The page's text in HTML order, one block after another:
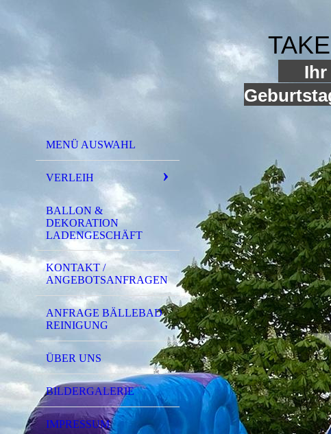
MENÜ AUSWAHL
VERLEIH
BALLON &
DEKORATION
LADENGESCHÄFT
KONTAKT /
ANGEBOTSANFRAGEN
ANFRAGE BÄLLEBAD
REINIGUNG
ÜBER UNS
BILDERGALERIE
IMPRESSUM
Ihr